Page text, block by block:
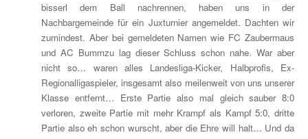
bisserl dem Ball nachrennen, haben uns in der
Nachbargemeinde für ein Juxturnier angemeldet. Dachten wir
zumindest. Aber bei gemeldeten Namen wie FC Zaubermaus
und AC Bummzu lag dieser Schluss schon nahe. War aber
nicht so… waren alles Landesliga-Kicker, Halbprofis, Ex-
Regionalligaspieler, insgesamt also meilenweit von uns unserer
Klasse entfernt… Erste Partie also mal gleich sauber 8:0
verloren, zweite Partie mit mehr Krampf als Kampf 5:0, dritte
Partie also eh schon wurscht, aber die Ehre will halt… Und da